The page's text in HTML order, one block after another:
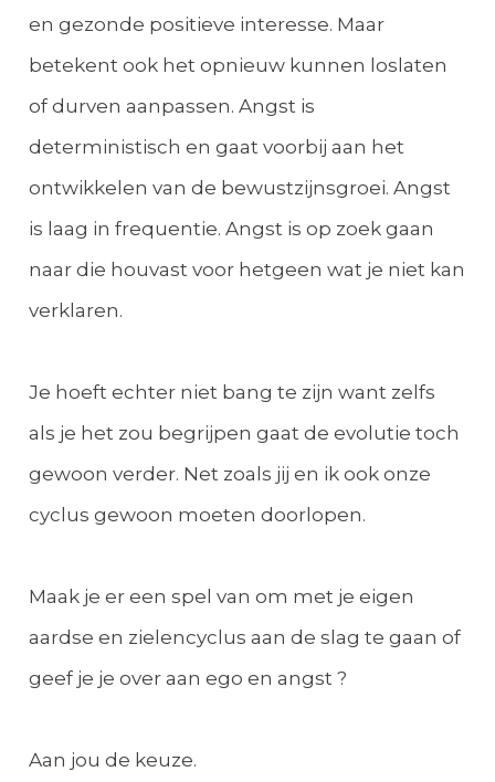
en gezonde positieve interesse. Maar
betekent ook het opnieuw kunnen loslaten
of durven aanpassen. Angst is
deterministisch en gaat voorbij aan het
ontwikkelen van de bewustzijnsgroei. Angst
is laag in frequentie. Angst is op zoek gaan
naar die houvast voor hetgeen wat je niet kan
verklaren.
Je hoeft echter niet bang te zijn want zelfs
als je het zou begrijpen gaat de evolutie toch
gewoon verder. Net zoals jij en ik ook onze
cyclus gewoon moeten doorlopen.
Maak je er een spel van om met je eigen
aardse en zielencyclus aan de slag te gaan of
geef je je over aan ego en angst ?
Aan jou de keuze.